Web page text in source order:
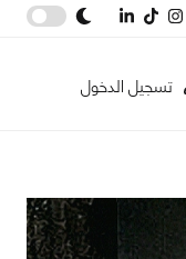
تسجيل الدخول